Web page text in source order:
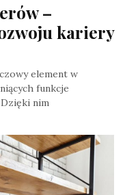
–
kariery
element w
funkcje
nim